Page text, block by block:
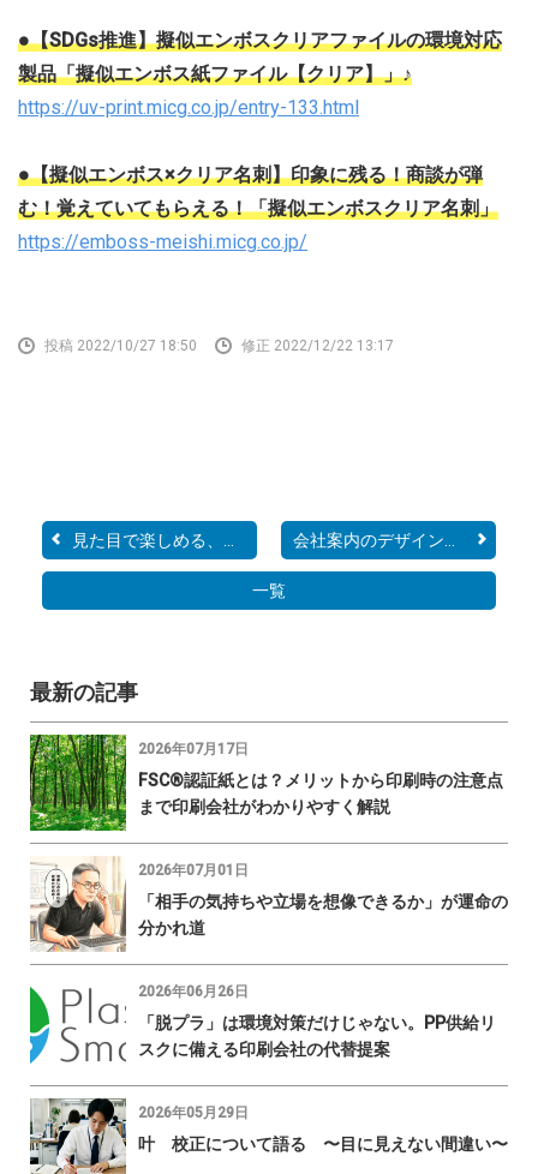
●【SDGs推進】擬似エンボスクリアファイルの環境対応
製品「擬似エンボス紙ファイル【クリア】」♪
https://uv-print.micg.co.jp/entry-133.html
●【擬似エンボス×クリア名刺】印象に残る！商談が弾
む！覚えていてもらえる！「擬似エンボスクリア名刺」
https://emboss-meishi.micg.co.jp/
投稿 2022/10/27 18:50 修正 2022/12/22 13:17
見た目で楽しめる、特殊印...
一覧
最新の記事
2026年07月17日
FSC®認証紙とは？メリットから印刷時の注意点
まで印刷会社がわかりやすく解説
2026年07月01日
「相手の気持ちや立場を想像できるか」が運命の
分かれ道
2026年06月26日
「脱プラ」は環境対策だけじゃない。PP供給リ
スクに備える印刷会社の代替提案
2026年05月29日
叶 校正について語る 〜目に見えない間違い〜